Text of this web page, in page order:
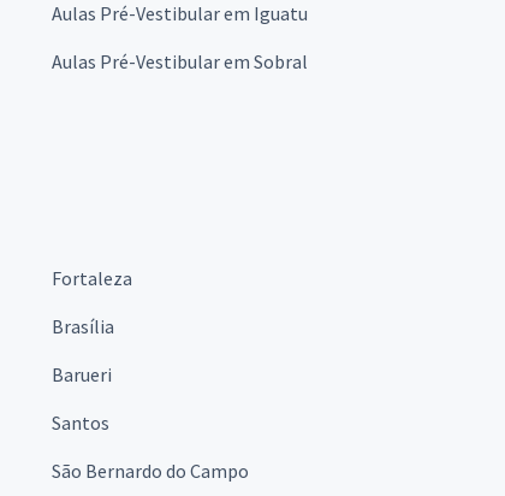
Aulas Pré-Vestibular em Iguatu
Aulas Pré-Vestibular em Sobral
Fortaleza
Brasília
Barueri
Santos
São Bernardo do Campo